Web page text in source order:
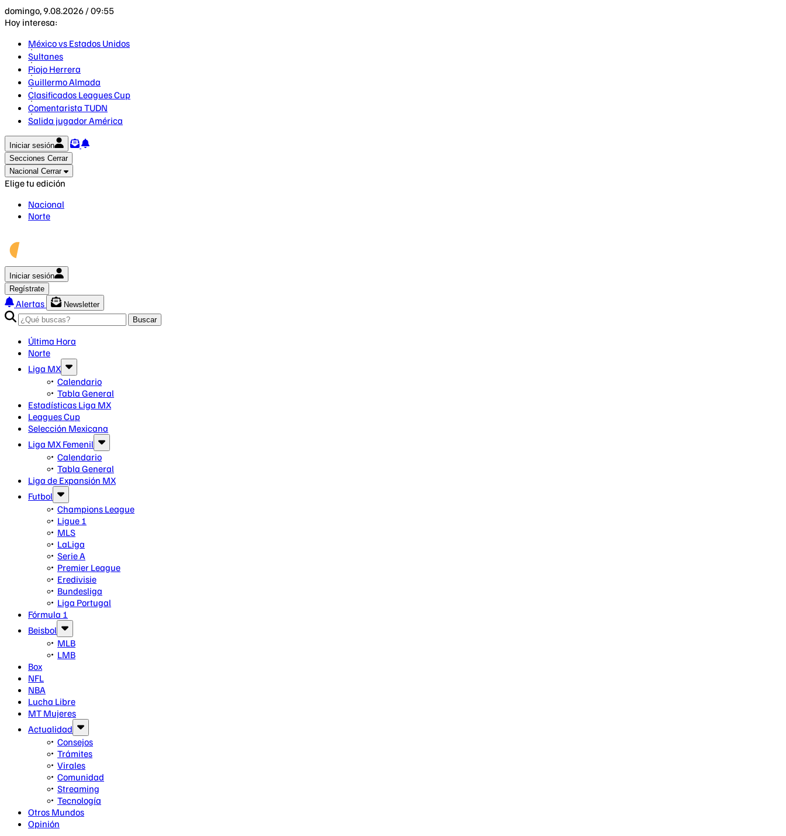
domingo, 9.08.2026 / 09:55
Hoy interesa:
México vs Estados Unidos
Sultanes
Piojo Herrera
Guillermo Almada
Clasificados Leagues Cup
Comentarista TUDN
Salida jugador América
Iniciar sesión
Secciones Cerrar
Nacional Cerrar
Elige tu edición
Nacional
Norte
Iniciar sesión
Regístrate
Alertas
Newsletter
Buscar
Última Hora
Norte
Liga MX
Calendario
Tabla General
Estadísticas Liga MX
Leagues Cup
Selección Mexicana
Liga MX Femenil
Calendario
Tabla General
Liga de Expansión MX
Futbol
Champions League
Ligue 1
MLS
LaLiga
Serie A
Premier League
Eredivisie
Bundesliga
Liga Portugal
Fórmula 1
Beisbol
MLB
LMB
Box
NFL
NBA
Lucha Libre
MT Mujeres
Actualidad
Consejos
Trámites
Virales
Comunidad
Streaming
Tecnología
Otros Mundos
Opinión